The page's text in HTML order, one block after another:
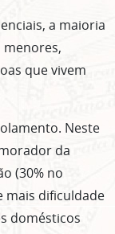
a maioria
menores,
que vivem
Neste
da
(30% no
mais dificuldade
domésticos